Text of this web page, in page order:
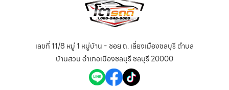
เลขที่ 11/8 หมู่ 1 หมู่บ้าน - ซอย ถ. เลี่ยงเมืองชลบุรี ตำบล
บ้านสวน อำเภอเมืองชลบุรี ชลบุรี 20000